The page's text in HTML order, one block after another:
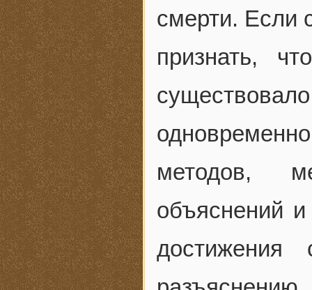
смерти. Если
признать,
методов,
объяснений
достижения